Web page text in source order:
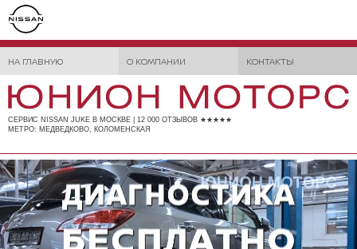
НА ГЛАВНУЮ О КОМПАНИИ КОНТАКТЫ
СЕРВИС NISSAN JUKE В МОСКВЕ | 12 000 ОТЗЫВОВ ★★★★★
МЕТРО: МЕДВЕДКОВО, КОЛОМЕНСКАЯ